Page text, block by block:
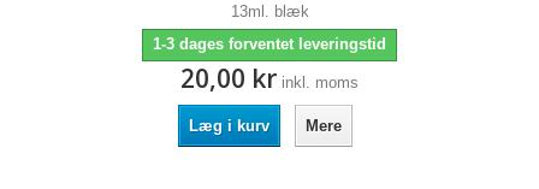
13ml. blæk
1-3 dages forventet leveringstid
20,00 kr inkl. moms
Læg i kurv Mere